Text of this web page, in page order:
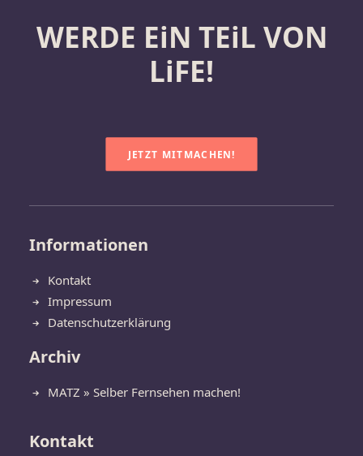
WERDE EiN TEiL VON
LiFE!
JETZT MITMACHEN!
Informationen
Kontakt
Impressum
Datenschutzerklärung
Archiv
MATZ » Selber Fernsehen machen!
Kontakt